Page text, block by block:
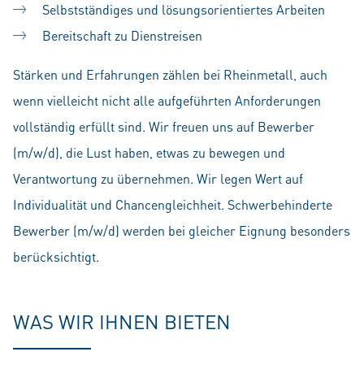
Selbstständiges und lösungsorientiertes Arbeiten
Bereitschaft zu Dienstreisen
Stärken und Erfahrungen zählen bei Rheinmetall, auch
wenn vielleicht nicht alle aufgeführten Anforderungen
vollständig erfüllt sind. Wir freuen uns auf Bewerber
(m/w/d), die Lust haben, etwas zu bewegen und
Verantwortung zu übernehmen. Wir legen Wert auf
Individualität und Chancengleichheit. Schwerbehinderte
Bewerber (m/w/d) werden bei gleicher Eignung besonders
berücksichtigt.
WAS WIR IHNEN BIETEN